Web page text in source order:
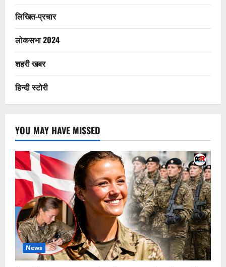
लिखित-प्रचार
लोकसभा 2024
शहरी खबर
हिन्दी स्टोरी
YOU MAY HAVE MISSED
News